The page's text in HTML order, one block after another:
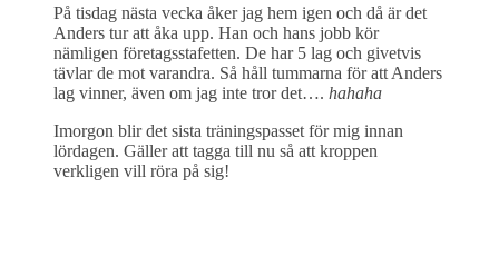
På tisdag nästa vecka åker jag hem igen och då är det
Anders tur att åka upp. Han och hans jobb kör
nämligen företagsstafetten. De har 5 lag och givetvis
tävlar de mot varandra. Så håll tummarna för att Anders
lag vinner, även om jag inte tror det…. hahaha
Imorgon blir det sista träningspasset för mig innan
lördagen. Gäller att tagga till nu så att kroppen
verkligen vill röra på sig!